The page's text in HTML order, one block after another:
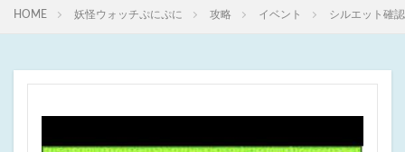
HOME 妖怪ウォッチぷにぷに 攻略 イベント シルエット確